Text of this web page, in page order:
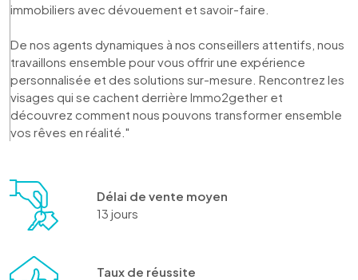
immobiliers avec dévouement et savoir-faire.
De nos agents dynamiques à nos conseillers attentifs, nous
travaillons ensemble pour vous offrir une expérience
personnalisée et des solutions sur-mesure. Rencontrez les
visages qui se cachent derrière Immo2gether et
découvrez comment nous pouvons transformer ensemble
vos rêves en réalité."
Délai de vente moyen
13 jours
Taux de réussite